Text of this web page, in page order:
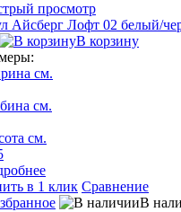
просмотр
Айсберг Лофт 02 белый/
В корзину
см.
см.
см.
в 1 клик Сравнение
В